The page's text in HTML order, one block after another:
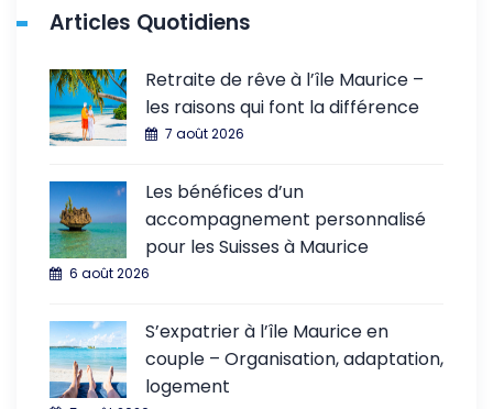
Articles Quotidiens
Retraite de rêve à l’île Maurice –
les raisons qui font la différence
7 août 2026
Les bénéfices d’un
accompagnement personnalisé
pour les Suisses à Maurice
6 août 2026
S’expatrier à l’île Maurice en
couple – Organisation, adaptation,
logement